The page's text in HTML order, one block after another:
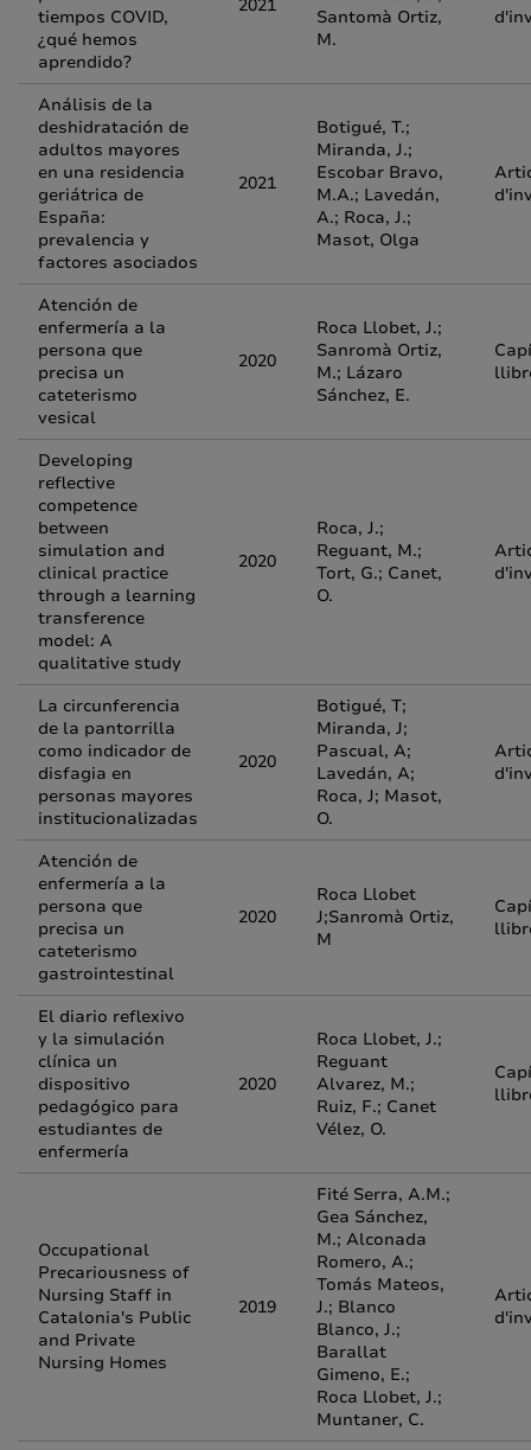
tiempos COVID,
¿qué hemos
aprendido?
2021
Santomà Ortiz,
M.
Análisis de la
deshidratación de
adultos mayores
en una residencia
geriátrica de
España:
prevalencia y
factores asociados
2021
Botigué, T.;
Miranda, J.;
Escobar Bravo,
M.A.; Lavedán,
A.; Roca, J.;
Masot, Olga
Atención de
enfermería a la
persona que
precisa un
cateterismo
vesical
2020
Roca Llobet, J.;
Sanromà Ortiz,
M.; Lázaro
Sánchez, E.
Developing
reflective
competence
between
simulation and
clinical practice
through a learning
transference
model: A
qualitative study
2020
Roca, J.;
Reguant, M.;
Tort, G.; Canet,
O.
La circunferencia
de la pantorrilla
como indicador de
disfagia en
personas mayores
institucionalizadas
2020
Botigué, T;
Miranda, J;
Pascual, A;
Lavedán, A;
Roca, J; Masot,
O.
Atención de
enfermería a la
persona que
precisa un
cateterismo
gastrointestinal
2020
Roca Llobet
J;Sanromà Ortiz,
M
El diario reflexivo
y la simulación
clínica un
dispositivo
pedagógico para
estudiantes de
enfermería
2020
Roca Llobet, J.;
Reguant
Alvarez, M.;
Ruiz, F.; Canet
Vélez, O.
Occupational
Precariousness of
Nursing Staff in
Catalonia's Public
and Private
Nursing Homes
2019
Fité Serra, A.M.;
Gea Sánchez,
M.; Alconada
Romero, A.;
Tomás Mateos,
J.; Blanco
Blanco, J.;
Barallat
Gimeno, E.;
Roca Llobet, J.;
Muntaner, C.